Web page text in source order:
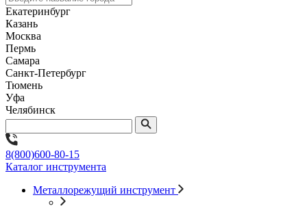
Екатеринбург
Казань
Москва
Пермь
Самара
Санкт-Петербург
Тюмень
Уфа
Челябинск
8(800)600-80-15
Каталог инструмента
Металлорежущий инструмент